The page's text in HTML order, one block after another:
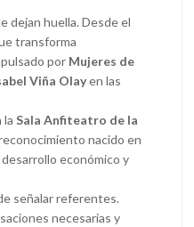
dejan huella. Desde el
transforma
por Mujeres de
Viña Olayen las
la Sala Anfiteatro de la
nacido en
económico y
señalar referentes.
necesarias y